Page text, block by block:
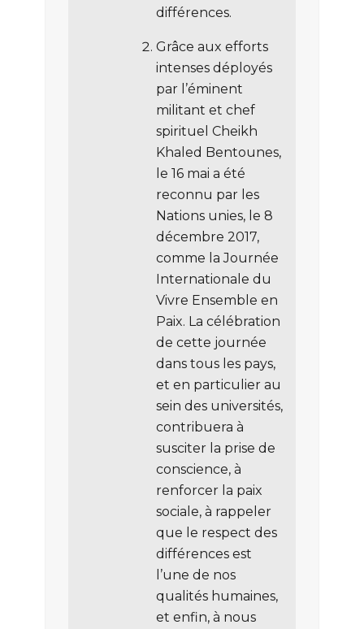
différences.
Grâce aux efforts
intenses déployés
par l’éminent
militant et chef
spirituel Cheikh
Khaled Bentounes,
le 16 mai a été
reconnu par les
Nations unies, le 8
décembre 2017,
comme la Journée
Internationale du
Vivre Ensemble en
Paix. La célébration
de cette journée
dans tous les pays,
et en particulier au
sein des universités,
contribuera à
susciter la prise de
conscience, à
renforcer la paix
sociale, à rappeler
que le respect des
différences est
l’une de nos
qualités humaines,
et enfin, à nous